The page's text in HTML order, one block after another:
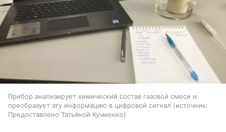
Прибор анализирует химический состав газовой смеси и
преобразует эту информацию в цифровой сигнал
источник:
Предоставлено Татьяной Кучменко